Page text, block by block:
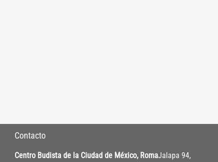
Contacto
Centro Budista de la Ciudad de México, RomaJalapa 94,